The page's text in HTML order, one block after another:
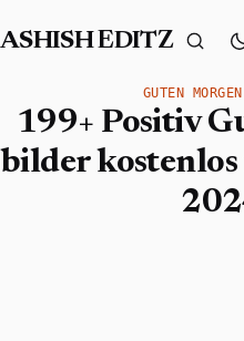
ASHISH EDITZ
GUTEN
199+ Positiv
bilder